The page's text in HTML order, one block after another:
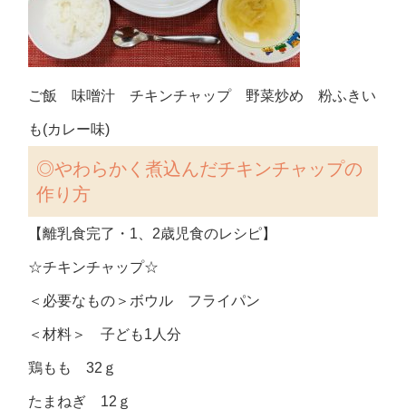
ご飯 味噌汁 チキンチャップ 野菜炒め 粉ふきい
も(カレー味)
◎やわらかく煮込んだチキンチャップの
作り方
【離乳食完了・1、2歳児食のレシピ】
☆チキンチャップ☆
＜必要なもの＞ボウル フライパン
＜材料＞ 子ども1人分
鶏もも 32ｇ
たまねぎ 12ｇ